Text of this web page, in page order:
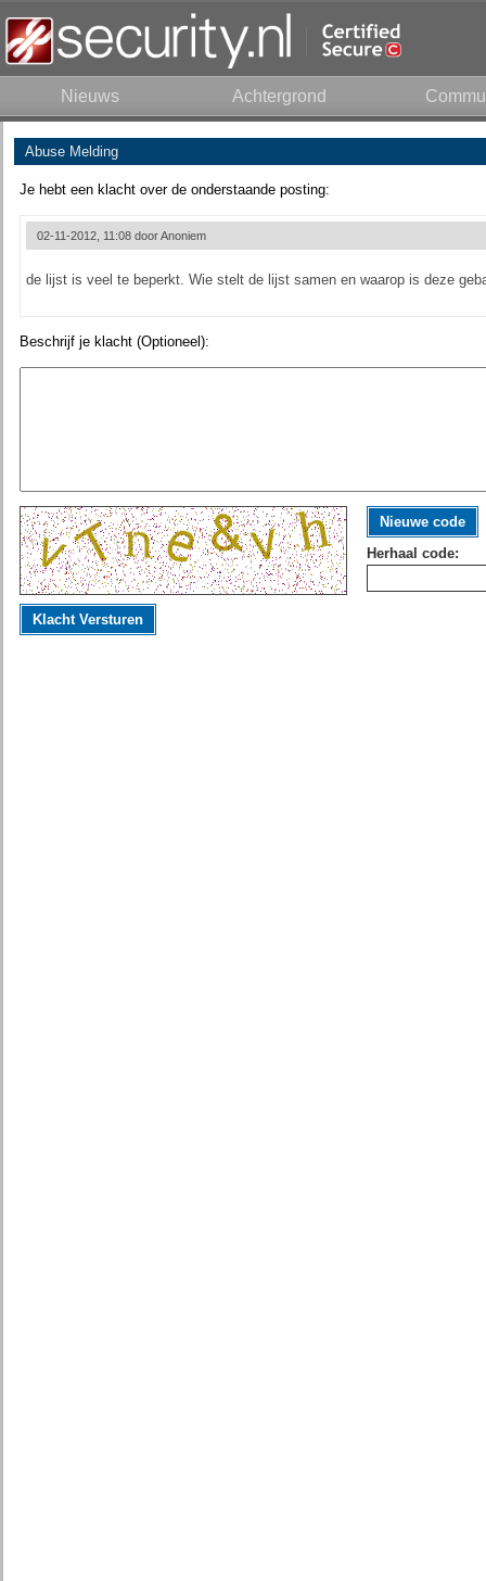
Nieuws Achtergrond
Abuse Melding
Je hebt een klacht over de onderstaande posting:
02-11-2012, 11:08 doorAnoniem
de lijst is veel te beperkt. Wie stelt de lijst samen en waarop is deze
Beschrijf je klacht (Optioneel):
Nieuwe code
Herhaal code:
Klacht Versturen